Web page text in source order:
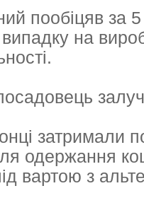
пообіцяв за
на
затримали
одержання
вартою з